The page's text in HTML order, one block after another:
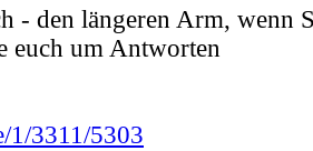
- den längeren Arm, wenn
euch um Antworten
1/3311/5303